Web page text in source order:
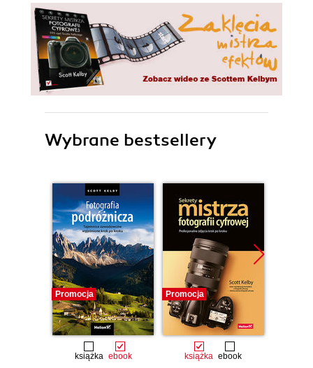
Wybrane bestsellery
Promocja
książka ebook
Promocja
książka ebook